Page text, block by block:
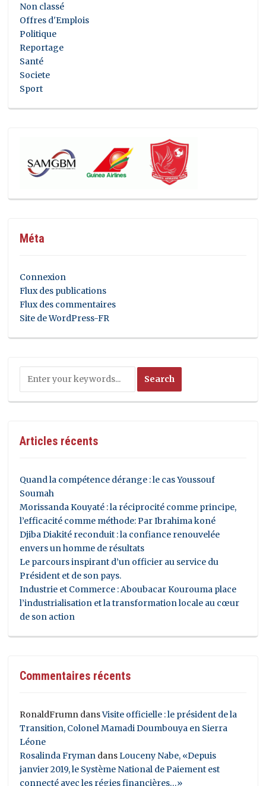
Non classé
Offres d'Emplois
Politique
Reportage
Santé
Societe
Sport
Méta
Connexion
Flux des publications
Flux des commentaires
Site de WordPress-FR
Articles récents
Quand la compétence dérange : le cas Youssouf
Soumah
Morissanda Kouyaté : la réciprocité comme principe,
l’efficacité comme méthode: Par Ibrahima koné
Djiba Diakité reconduit : la confiance renouvelée
envers un homme de résultats
Le parcours inspirant d’un officier au service du
Président et de son pays.
Industrie et Commerce : Aboubacar Kourouma place
l’industrialisation et la transformation locale au cœur
de son action
Commentaires récents
RonaldFrumn dansVisite officielle : le président de la
Transition, Colonel Mamadi Doumbouya en Sierra
Léone
Rosalinda Fryman dansLouceny Nabe, «Depuis
janvier 2019, le Système National de Paiement est
connecté avec les régies financières…»